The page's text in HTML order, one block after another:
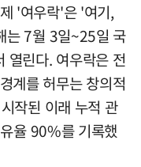
'여우락'은 '여기,
는 7월 3일~25일 국
열린다. 여우락은 전
계를 허무는 창의적
작된 이래 누적 관
율 90%를 기록했